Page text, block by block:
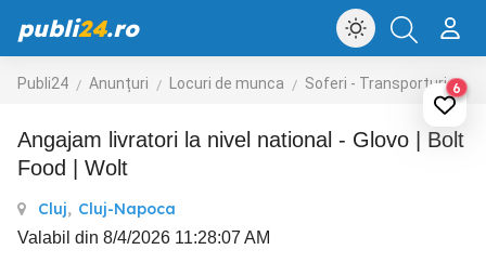
publi24.ro
Publi24 Anunțuri Locuri de munca Soferi - Transporturi 6
Angajam livratori la nivel national - Glovo | Bolt
Food | Wolt
Cluj, Cluj-Napoca
Valabil din 8/4/2026 11:28:07 AM